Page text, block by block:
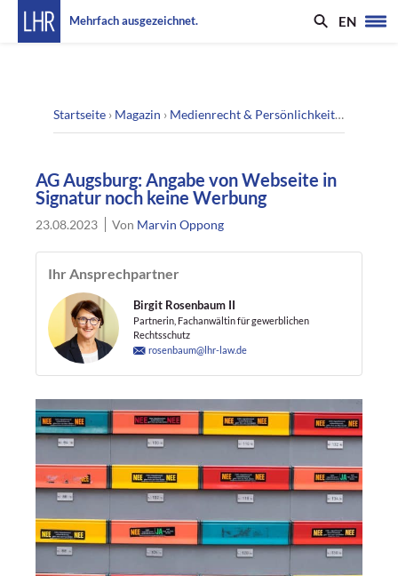
Mehrfach ausgezeichnet. EN
Startseite › Magazin › Medienrecht & Persönlichkeitsrecht
AG Augsburg: Angabe von Webseite in
Signatur noch keine Werbung
23.08.2023 Von Marvin Oppong
Ihr Ansprechpartner
Birgit Rosenbaum II
Partnerin, Fachanwältin für gewerblichen
Rechtsschutz
rosenbaum@lhr-law.de